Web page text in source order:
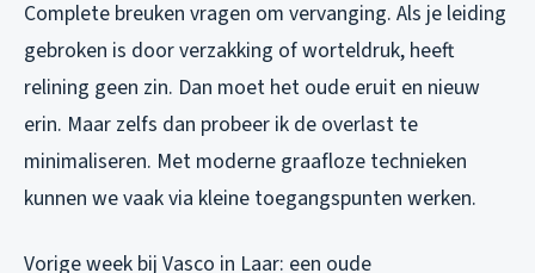
Complete breuken vragen om vervanging. Als je leiding
gebroken is door verzakking of worteldruk, heeft
relining geen zin. Dan moet het oude eruit en nieuw
erin. Maar zelfs dan probeer ik de overlast te
minimaliseren. Met moderne graafloze technieken
kunnen we vaak via kleine toegangspunten werken.
Vorige week bij Vasco in Laar: een oude